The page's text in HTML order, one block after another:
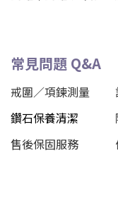
常見問題 Q&A
戒圍／項鍊測量
鑽石保養清潔
售後保固服務